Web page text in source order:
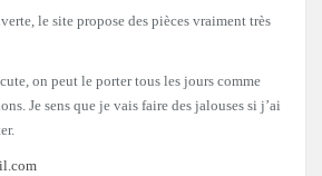
le site propose des pièces vraiment très
on peut le porter tous les jours comme
Je sens que je vais faire des jalouses si j’ai